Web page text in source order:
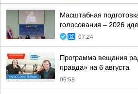
Масштабная
голосования – 2026
07:24
Программа вещания
правда» на 6 августа
06:58